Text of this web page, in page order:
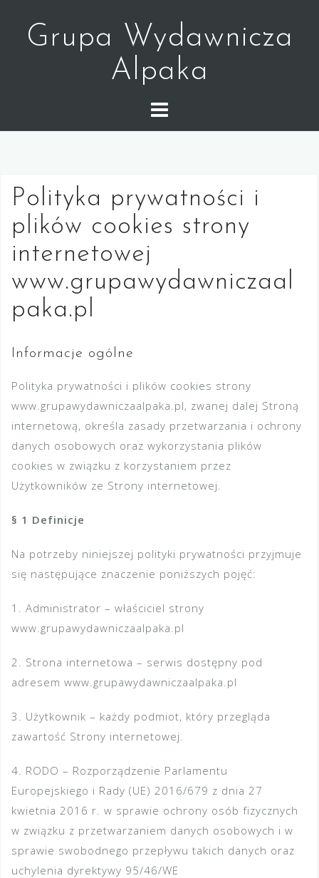
contentGrupa Wydawnicza
Alpaka
Polityka prywatności i
plików cookies strony
internetowej
www.grupawydawniczaal
paka.pl
Informacje ogólne
Polityka prywatności i plików cookies strony
www.grupawydawniczaalpaka.pl, zwanej dalej Stroną
internetową, określa zasady przetwarzania i ochrony
danych osobowych oraz wykorzystania plików
cookies w związku z korzystaniem przez
Użytkowników ze Strony internetowej.
§ 1 Definicje
Na potrzeby niniejszej polityki prywatności przyjmuje
się następujące znaczenie poniższych pojęć:
1. Administrator – właściciel strony
www.grupawydawniczaalpaka.pl
2. Strona internetowa – serwis dostępny pod
adresem www.grupawydawniczaalpaka.pl
3. Użytkownik – każdy podmiot, który przegląda
zawartość Strony internetowej.
4. RODO – Rozporządzenie Parlamentu
Europejskiego i Rady (UE) 2016/679 z dnia 27
kwietnia 2016 r. w sprawie ochrony osób fizycznych
w związku z przetwarzaniem danych osobowych i w
sprawie swobodnego przepływu takich danych oraz
uchylenia dyrektywy 95/46/WE